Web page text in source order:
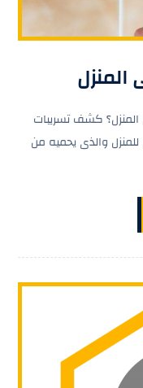
المنزل
كشف تسريبات
للمنزل والذى يحميه من